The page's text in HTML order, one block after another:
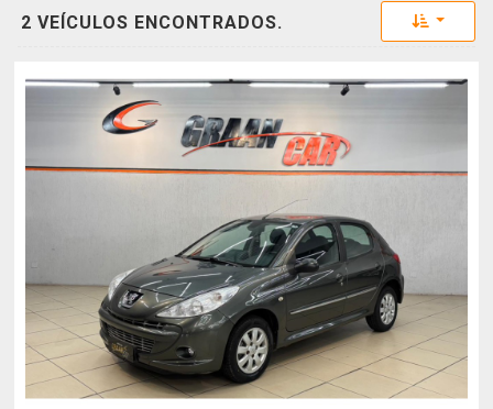
2 VEÍCULOS ENCONTRADOS. Toggle